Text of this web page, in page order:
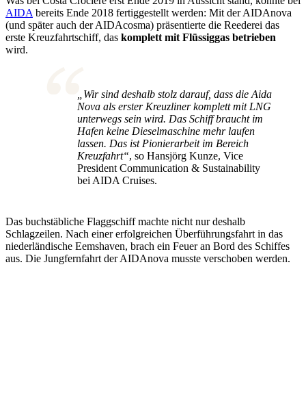
AIDA bereits Ende 2018 fertiggestellt werden: Mit der AIDAnova
(und später auch der AIDAcosma) präsentierte die Reederei das
erste Kreuzfahrtschiff, das komplett mit Flüssiggas betrieben
wird.
„Wir sind deshalb stolz darauf, dass die Aida
Nova als erster Kreuzliner komplett mit LNG
unterwegs sein wird. Das Schiff braucht im
Hafen keine Dieselmaschine mehr laufen
lassen. Das ist Pionierarbeit im Bereich
Kreuzfahrt“, so Hansjörg Kunze, Vice
President Communication & Sustainability
bei AIDA Cruises.
Das buchstäbliche Flaggschiff machte nicht nur deshalb
Schlagzeilen. Nach einer erfolgreichen Überführungsfahrt in das
niederländische Eemshaven, brach ein Feuer an Bord des Schiffes
aus. Die Jungfernfahrt der AIDAnova musste verschoben werden.